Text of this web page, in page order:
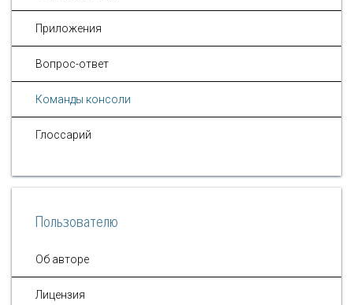
Приложения
Вопрос-ответ
Команды консоли
Глоссарий
Пользователю
Об авторе
Лицензия